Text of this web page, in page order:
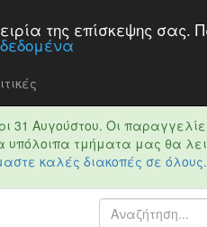
της επίσκεψης
31 Αυγούστου. Οι
υπόλοιπα τμήματα μας θα
καλές διακοπές σε όλους.